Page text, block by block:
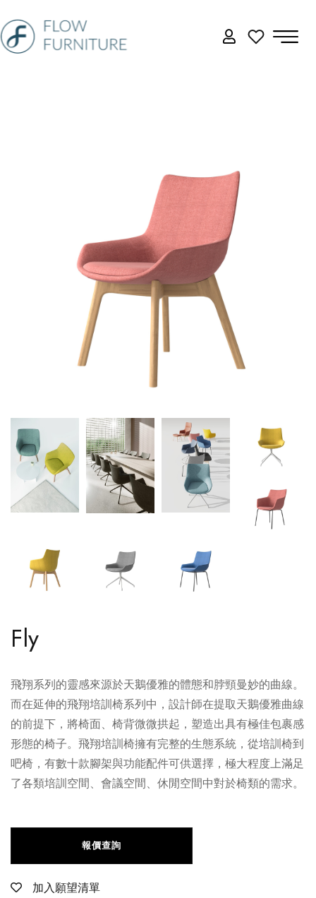
Fly
飛翔系列的靈感來源於天鵝優雅的體態和脖頸曼妙的曲線。
而在延伸的飛翔培訓椅系列中，設計師在提取天鵝優雅曲線
的前提下，將椅面、椅背微微拱起，塑造出具有極佳包裹感
形態的椅子。飛翔培訓椅擁有完整的生態系統，從培訓椅到
吧椅，有數十款腳架與功能配件可供選擇，極大程度上滿足
了各類培訓空間、會議空間、休閒空間中對於椅類的需求。
加入願望清單
報價查詢